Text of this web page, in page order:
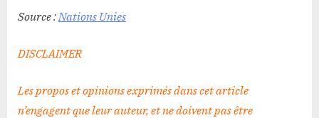
Source : Nations Unies
DISCLAIMER
Les propos et opinions exprimés dans cet article
n’engagent que leur auteur, et ne doivent pas être